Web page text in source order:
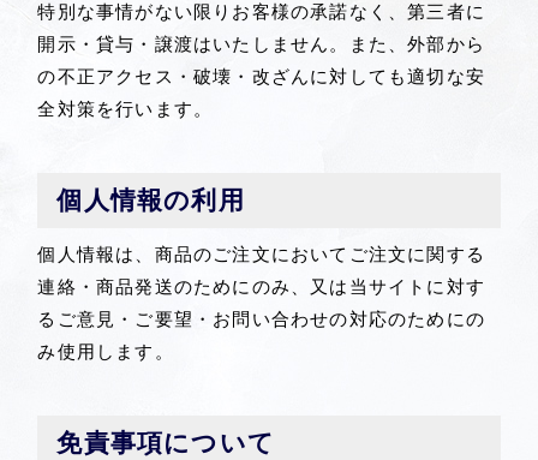
特別な事情がない限りお客様の承諾なく、第三者に
開示・貸与・譲渡はいたしません。また、外部から
の不正アクセス・破壊・改ざんに対しても適切な安
全対策を行います。
個人情報の利用
個人情報は、商品のご注文においてご注文に関する
連絡・商品発送のためにのみ、又は当サイトに対す
るご意見・ご要望・お問い合わせの対応のためにの
み使用します。
免責事項について